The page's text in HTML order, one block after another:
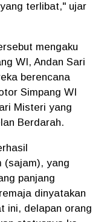
terlibat," ujar
mengaku
WI, Andan Sari
berencana
Simpang WI
Misteri yang
Berdarah.
(sajam), yang
panjang
dinyatakan
ini, delapan orang